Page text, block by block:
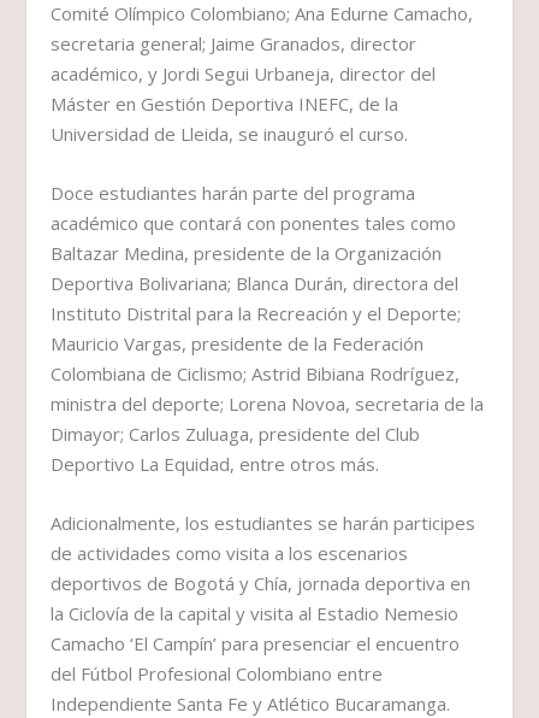
Comité Olímpico Colombiano; Ana Edurne Camacho,
secretaria general; Jaime Granados, director
académico, y Jordi Segui Urbaneja, director del
Máster en Gestión Deportiva INEFC, de la
Universidad de Lleida, se inauguró el curso.
Doce estudiantes harán parte del programa
académico que contará con ponentes tales como
Baltazar Medina, presidente de la Organización
Deportiva Bolivariana; Blanca Durán, directora del
Instituto Distrital para la Recreación y el Deporte;
Mauricio Vargas, presidente de la Federación
Colombiana de Ciclismo; Astrid Bibiana Rodríguez,
ministra del deporte; Lorena Novoa, secretaria de la
Dimayor; Carlos Zuluaga, presidente del Club
Deportivo La Equidad, entre otros más.
Adicionalmente, los estudiantes se harán participes
de actividades como visita a los escenarios
deportivos de Bogotá y Chía, jornada deportiva en
la Ciclovía de la capital y visita al Estadio Nemesio
Camacho ‘El Campín’ para presenciar el encuentro
del Fútbol Profesional Colombiano entre
Independiente Santa Fe y Atlético Bucaramanga.